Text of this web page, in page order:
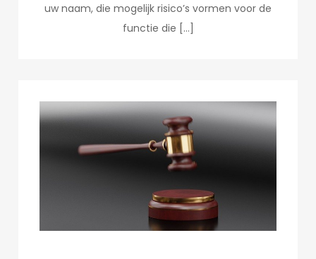
uw naam, die mogelijk risico’s vormen voor de
functie die […]